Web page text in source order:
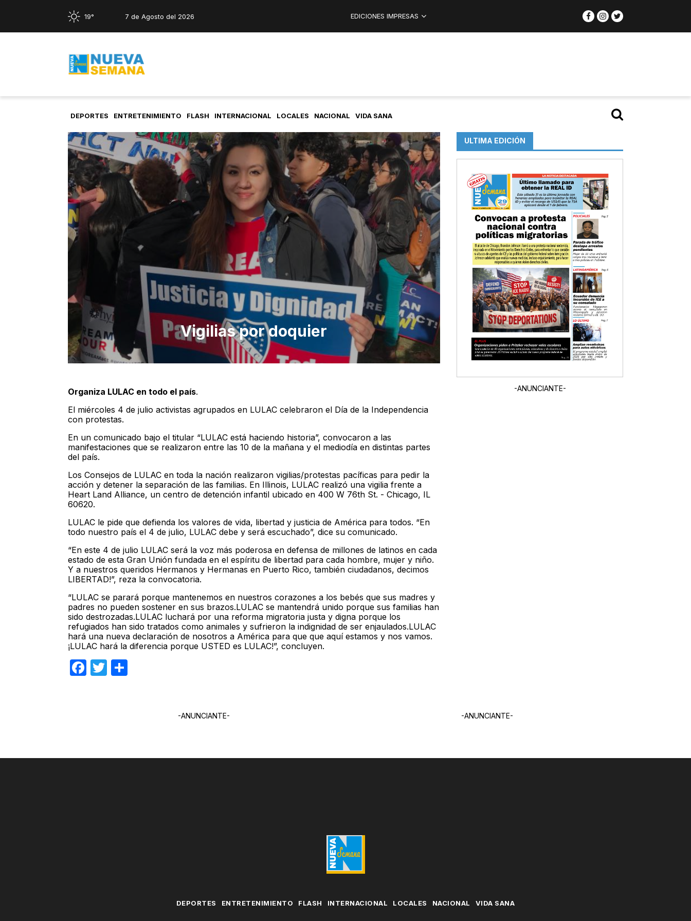
19° 7 de Agosto del 2026 EDICIONES IMPRESAS
DEPORTES ENTRETENIMIENTO FLASH INTERNACIONAL LOCALES NACIONAL VIDA SANA
Vigilias por doquier
Organiza LULAC en todo el país.
El miércoles 4 de julio activistas agrupados en LULAC celebraron el Día de la Independencia
con protestas.
En un comunicado bajo el titular “LULAC está haciendo historia”, convocaron a las
manifestaciones que se realizaron entre las 10 de la mañana y el mediodía en distintas partes
del país.
Los Consejos de LULAC en toda la nación realizaron vigilias/protestas pacíficas para pedir la
acción y detener la separación de las familias. En Illinois, LULAC realizó una vigilia frente a
Heart Land Alliance, un centro de detención infantil ubicado en 400 W 76th St. - Chicago, IL
60620.
LULAC le pide que defienda los valores de vida, libertad y justicia de América para todos. “En
todo nuestro país el 4 de julio, LULAC debe y será escuchado”, dice su comunicado.
“En este 4 de julio LULAC será la voz más poderosa en defensa de millones de latinos en cada
estado de esta Gran Unión fundada en el espíritu de libertad para cada hombre, mujer y niño.
Y a nuestros queridos Hermanos y Hermanas en Puerto Rico, también ciudadanos, decimos
LIBERTAD!”, reza la convocatoria.
“LULAC se parará porque mantenemos en nuestros corazones a los bebés que sus madres y
padres no pueden sostener en sus brazos.LULAC se mantendrá unido porque sus familias han
sido destrozadas.LULAC luchará por una reforma migratoria justa y digna porque los
refugiados han sido tratados como animales y sufrieron la indignidad de ser enjaulados.LULAC
hará una nueva declaración de nosotros a América para que que aquí estamos y nos vamos.
¡LULAC hará la diferencia porque USTED es LULAC!”, concluyen.
Facebook
Twitter
ULTIMA EDICIÓN
-ANUNCIANTE-
-ANUNCIANTE- -ANUNCIANTE-
DEPORTES ENTRETENIMIENTO FLASH INTERNACIONAL LOCALES NACIONAL VIDA SANA